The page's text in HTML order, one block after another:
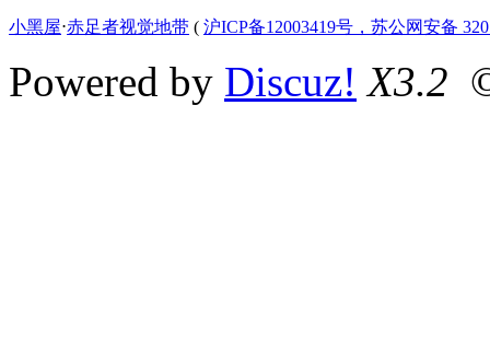
小黑屋⋅赤足者视觉地带 ( 沪ICP备12003419号，苏公网安备
Powered by Discuz! X3.2